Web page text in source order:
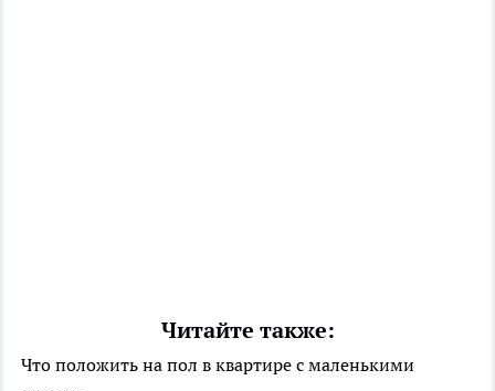
Читайте также:
Что положить на пол в квартире с маленькими